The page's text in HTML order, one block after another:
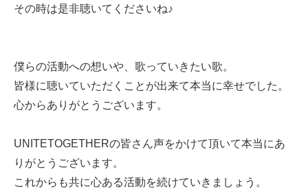
その時は是非聴いてくださいね♪
僕らの活動への想いや、歌っていきたい歌。
皆様に聴いていただくことが出来て本当に幸せでした。
心からありがとうございます。
UNITETOGETHERの皆さん声をかけて頂いて本当にあ
りがとうございます。
これからも共に心ある活動を続けていきましょう。